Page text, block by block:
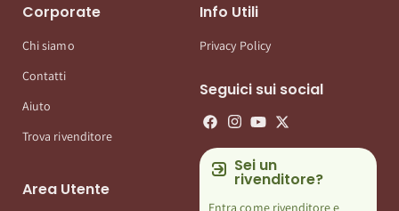
Corporate
Chi siamo
Contatti
Aiuto
Trova rivenditore
Area Utente
Info Utili
Privacy Policy
Seguici sui social
Sei un
rivenditore?
Entra come rivenditore e